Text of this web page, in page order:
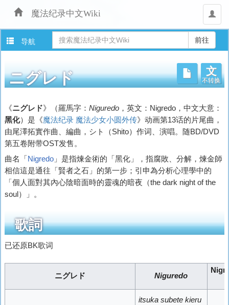
魔法纪录中文Wiki
用
户
导航
ニグレド
文
不转换
跳
转
至：
导
航
、
搜
索
《ニグレド》（羅馬字： Niguredo，英文：Nigredo，中文大意：
黑化）是《魔法纪录 魔法少女小圆外传》动画第13话的片尾曲，
由尾澤拓實作曲、編曲，シト（Shito）作词、演唱。随BD/DVD
第五卷附带OST发售。
曲名「 Nigredo」是指煉金術的「黑化」，指腐敗、分解，煉金師
相信這是通往「賢者之石」的第一步；引申為分析心理學中的
「個人面對其內心陰暗面時的靈魂的暗夜（the dark night of the
soul）」。
歌詞
已还原BK歌词
ニグレド Niguredo
itsuka subete kieru